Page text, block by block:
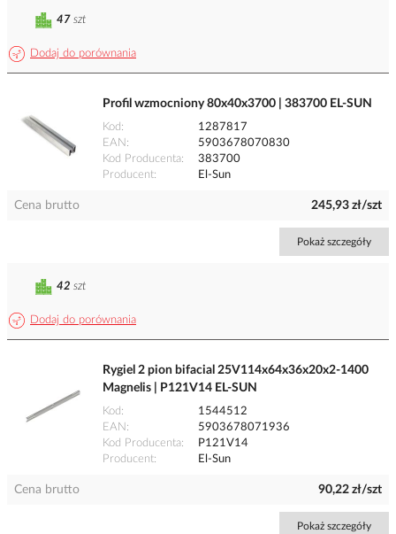
Dodaj do porównania
47 szt
Profil wzmocniony 80x40x3700 | 383700 EL-SUN
Kod
1287817
EAN
5903678070830
Kod Producenta
383700
Producent
El-Sun
Cena brutto 245,93 zł/szt
Pokaż szczegóły
Dodaj do porównania
42 szt
Rygiel 2 pion bifacial 25V114x64x36x20x2-1400
Magnelis | P121V14 EL-SUN
Kod
1544512
EAN
5903678071936
Kod Producenta
P121V14
Producent
El-Sun
Cena brutto 90,22 zł/szt
Pokaż szczegóły